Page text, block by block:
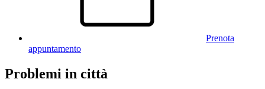
Prenota
appuntamento
Problemi in città